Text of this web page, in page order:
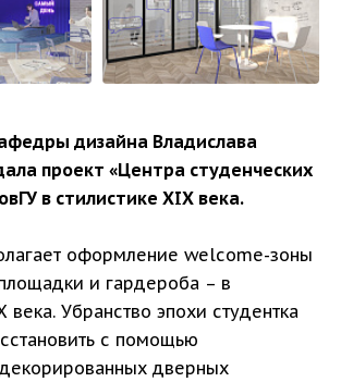
дизайна Владислава
проект «Центра студенческих
в стилистике ХIХ века.
оформление welcome-зоны
и гардероба – в
века. Убранство эпохи студентка
с помощью
дверных